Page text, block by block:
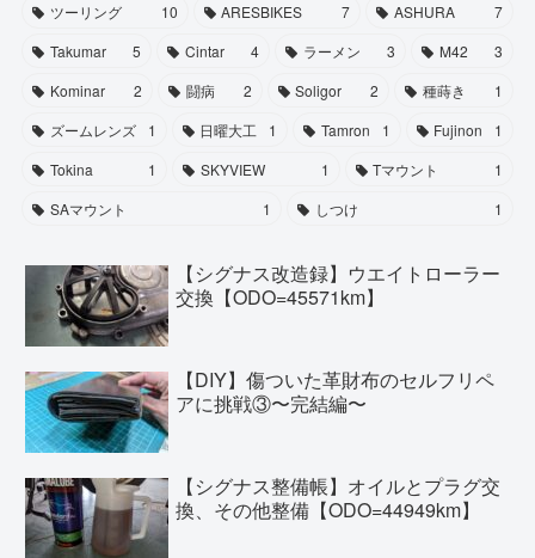
ツーリング
10 ARESBIKES 7 ASHURA
7
Takumar
5 Cintar 4 ラーメン 3 M42
3
Kominar
2 闘病 2 Soligor 2 種蒔き
1
ズームレンズ
1 日曜大工 1 Tamron 1 Fujinon
1
Tokina
1 SKYVIEW 1 Tマウント
1
SAマウント
1 しつけ 1
【シグナス改造録】ウエイトローラー
交換【ODO=45571km】
【DIY】傷ついた革財布のセルフリペ
アに挑戦③〜完結編〜
【シグナス整備帳】オイルとプラグ交
換、その他整備【ODO=44949km】